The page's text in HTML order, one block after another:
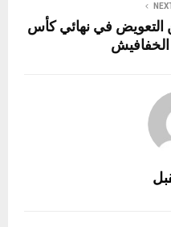
التعويض في نهائي كأس
الخفافيش